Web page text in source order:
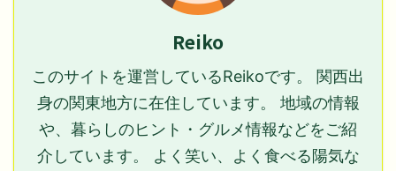
Reiko
このサイトを運営しているReikoです。 関西出
身の関東地方に在住しています。 地域の情報
や、暮らしのヒント・グルメ情報などをご紹
介しています。 よく笑い、よく食べる陽気な